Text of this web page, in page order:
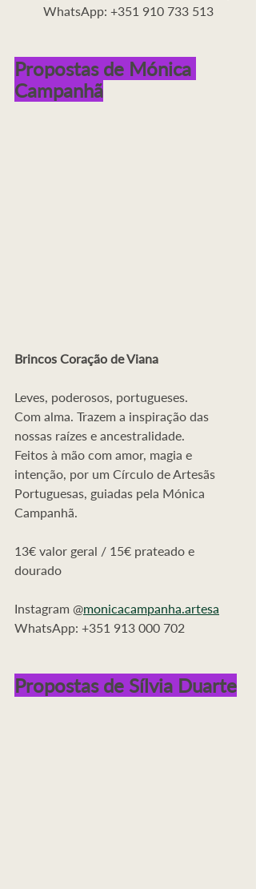
WhatsApp: +351 910 733 513
Propostas de Mónica
Campanhã
Brincos Coração de Viana
Leves, poderosos, portugueses.
Com alma. Trazem a inspiração das
nossas raízes e ancestralidade.
Feitos à mão com amor, magia e
intenção, por um Círculo de Artesãs
Portuguesas, guiadas pela Mónica
Campanhã.
13€ valor geral / 15€ prateado e
dourado
Instagram @monicacampanha.artesa
WhatsApp: +351 913 000 702
Propostas de Sílvia Duarte